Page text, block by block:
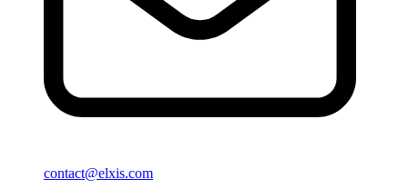
contact@elxis.com